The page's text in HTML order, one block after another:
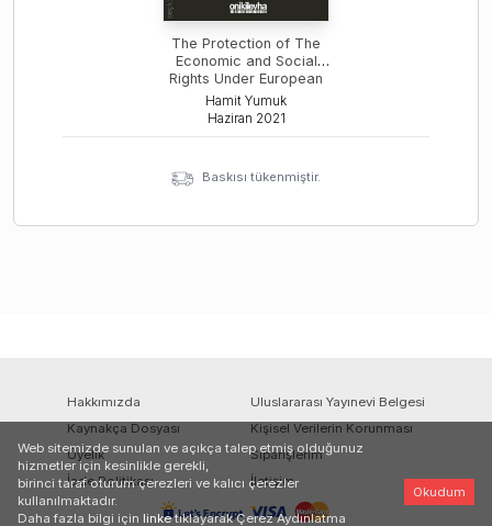
The Protection of The
Economic and Social
Rights Under European
Convention Human Right
Through The Indivisibility
Hamit Yumuk
Haziran 2021
Baskısı tükenmiştir.
Hakkımızda
Uluslararası Yayınevi Belgesi
Kaynakça Dosyası
Kişisel Verilerin Korunması
Üyelik
Siparişlerim
İade Politikası
İletişim
Web sitemizde sunulan ve açıkça talep etmiş olduğunuz
hizmetler için kesinlikle gerekli,
birinci taraf oturum çerezleri ve kalıcı çerezler
kullanılmaktadır.
Daha fazla bilgi için linke tıklayarak Çerez Aydınlatma
Okudum